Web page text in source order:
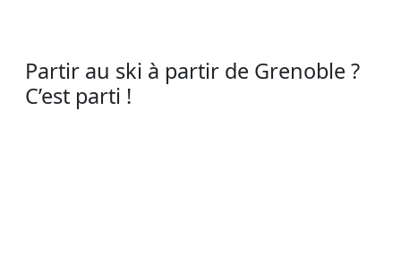
Partir au ski à partir de Grenoble ?
C’est parti !